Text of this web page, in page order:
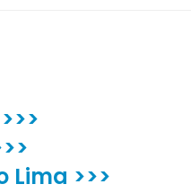
Lima >>>